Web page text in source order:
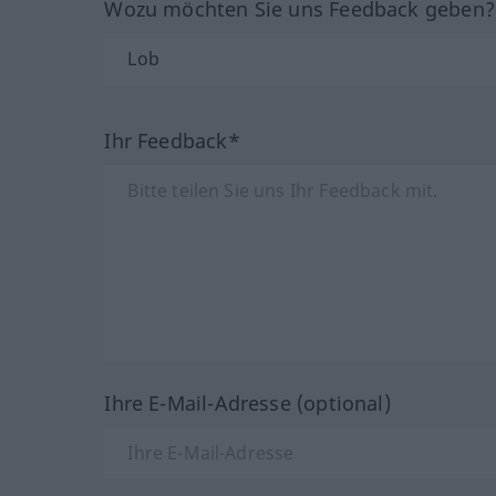
Wozu möchten Sie uns Feedback
Ihr Feedback*
Ihre E-Mail-Adresse (optional)